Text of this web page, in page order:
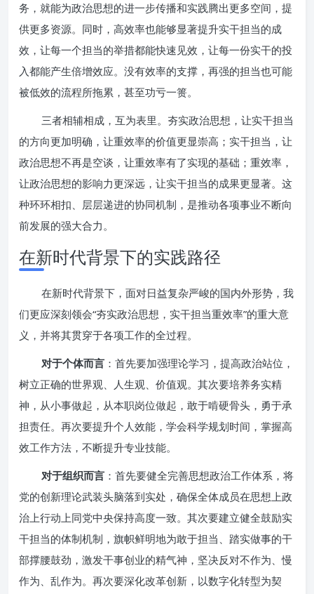
务，就能为政治思想的进一步传播和实践腾出更多空间，提
供更多资源。同时，高效率也能够显著提升实干担当的成
效，让每一个担当的举措都能快速见效，让每一份实干的投
入都能产生倍增效应。没有效率的支撑，再强的担当也可能
被低效的流程所拖累，甚至功亏一篑。
三者相辅相成，互为表里。夯实政治思想，让实干担当
的方向更加明确，让重效率的价值更显崇高；实干担当，让
政治思想不再是空谈，让重效率有了实现的基础；重效率，
让政治思想的影响力更深远，让实干担当的成果更显著。这
种环环相扣、层层递进的协同机制，是推动各项事业不断向
前发展的强大合力。
在新时代背景下的实践路径
在新时代背景下，面对日益复杂严峻的国内外形势，我
们更应深刻领会“夯实政治思想，实干担当重效率”的重大意
义，并将其贯穿于各项工作的全过程。
对于个体而言 ：首先要加强理论学习，提高政治站位，
树立正确的世界观、人生观、价值观。其次要培养务实精
神，从小事做起，从本职岗位做起，敢于啃硬骨头，勇于承
担责任。再次要提升个人效能，学会科学规划时间，掌握高
效工作方法，不断提升专业技能。
对于组织而言 ：首先要健全完善思想政治工作体系，将
党的创新理论武装头脑落到实处，确保全体成员在思想上政
治上行动上同党中央保持高度一致。其次要建立健全鼓励实
干担当的体制机制，旗帜鲜明地为敢于担当、踏实做事的干
部撑腰鼓劲，激发干事创业的精气神，坚决反对不作为、慢
作为、乱作为。再次要深化改革创新，以数字化转型为契